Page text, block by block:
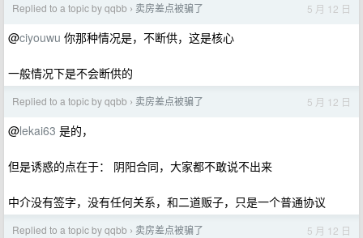
Replied to a topic by qqbb › 卖房差点被骗了 5 月 12 日
@ciyouwu 你那种情况是，不断供，这是核心
一般情况下是不会断供的
Replied to a topic by qqbb › 卖房差点被骗了 5 月 12 日
@lekai63 是的，
但是诱惑的点在于： 阴阳合同，大家都不敢说不出来
中介没有签字，没有任何关系，和二道贩子，只是一个普通协议
Replied to a topic by qqbb › 卖房差点被骗了 5 月 12 日